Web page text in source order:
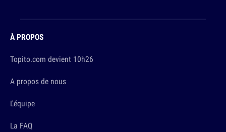
À PROPOS
Topito.com devient 10h26
A propos de nous
L'équipe
La FAQ